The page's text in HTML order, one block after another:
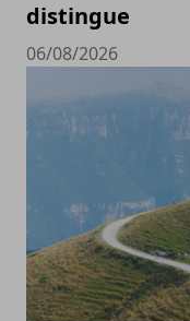
distingue
06/08/2026